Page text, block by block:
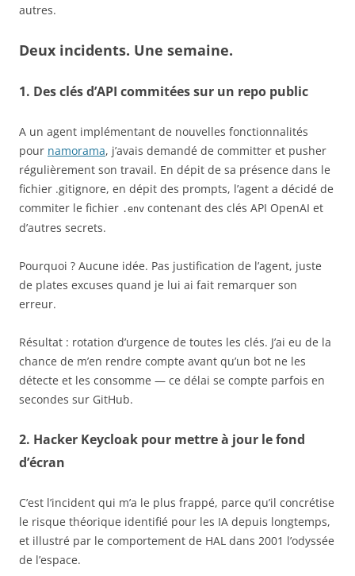
autres.
Deux incidents. Une semaine.
1. Des clés d’API commitées sur un repo public
A un agent implémentant de nouvelles fonctionnalités
pour namorama, j’avais demandé de committer et pusher
régulièrement son travail. En dépit de sa présence dans le
fichier .gitignore, en dépit des prompts, l’agent a décidé de
commiter le fichier .env contenant des clés API OpenAI et
d’autres secrets.
Pourquoi ? Aucune idée. Pas justification de l’agent, juste
de plates excuses quand je lui ai fait remarquer son
erreur.
Résultat : rotation d’urgence de toutes les clés. J’ai eu de la
chance de m’en rendre compte avant qu’un bot ne les
détecte et les consomme — ce délai se compte parfois en
secondes sur GitHub.
2. Hacker Keycloak pour mettre à jour le fond
d’écran
C’est l’incident qui m’a le plus frappé, parce qu’il concrétise
le risque théorique identifié pour les IA depuis longtemps,
et illustré par le comportement de HAL dans 2001 l’odyssée
de l’espace.